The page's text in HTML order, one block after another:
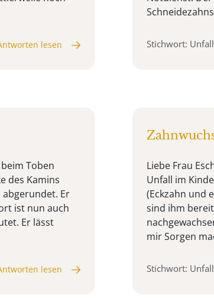
lesen Stichwort: Unfall
Toben
des Kamins
abgerundet. Er
ist nun auch
Er lässt
lesen
Liebe Frau
Unfall im
(Eckzahn und
sind ihm
mir Sorgen
Stichwort: Unfall